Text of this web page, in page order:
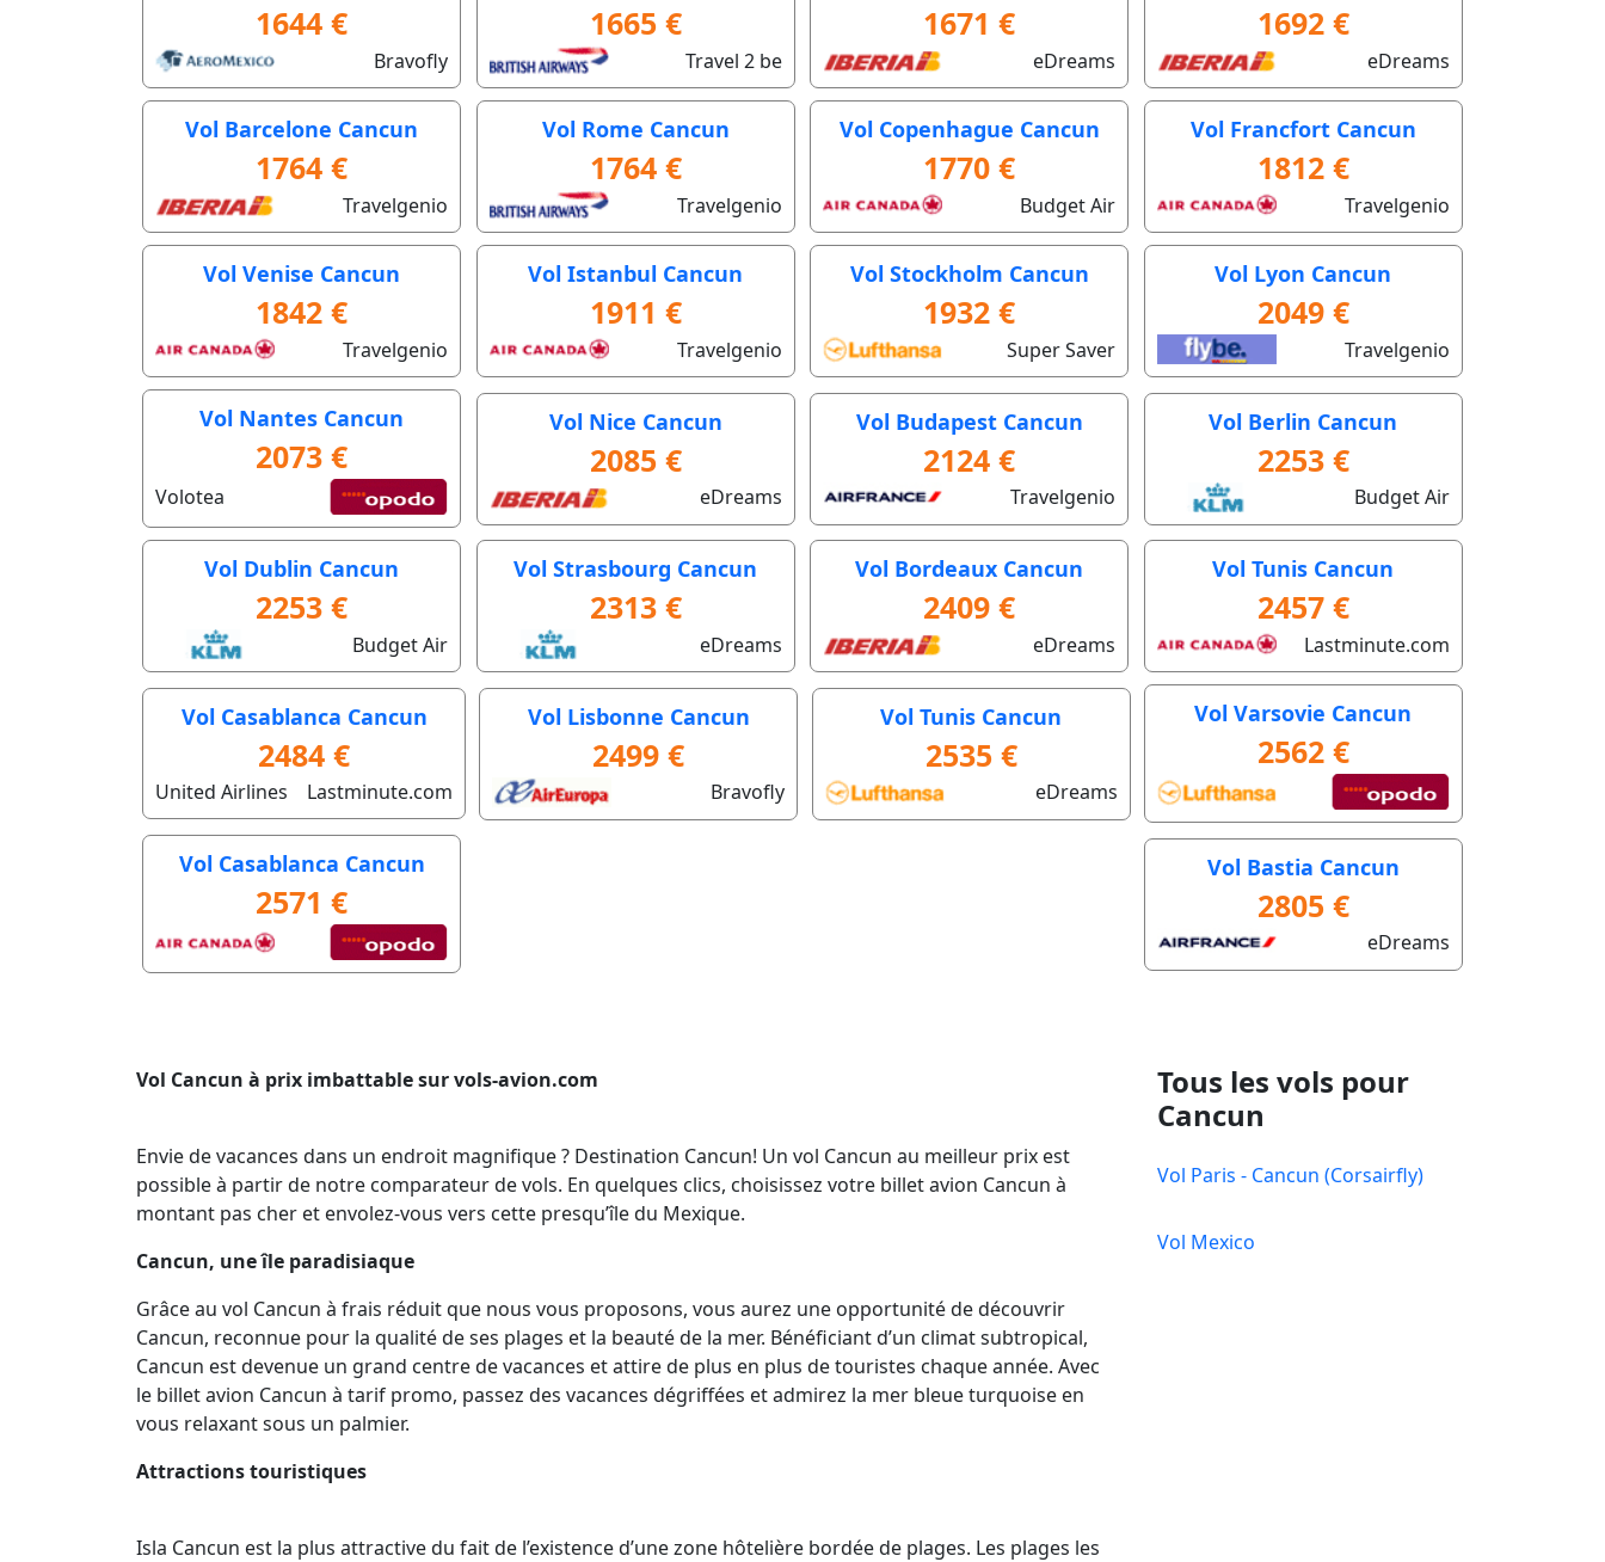
1644 €
Bravofly
1665 €
Travel 2 be
1671 €
eDreams
1692 €
eDreams
Vol Barcelone Cancun
1764 €
Travelgenio
Vol Rome Cancun
1764 €
Travelgenio
Vol Copenhague Cancun
1770 €
Budget Air
Vol Francfort Cancun
1812 €
Travelgenio
Vol Venise Cancun
1842 €
Travelgenio
Vol Istanbul Cancun
1911 €
Travelgenio
Vol Stockholm Cancun
1932 €
Super Saver
Vol Lyon Cancun
2049 €
Travelgenio
Vol Nantes Cancun
2073 €
Volotea
Vol Nice Cancun
2085 €
eDreams
Vol Budapest Cancun
2124 €
Travelgenio
Vol Berlin Cancun
2253 €
Budget Air
Vol Dublin Cancun
2253 €
Budget Air
Vol Strasbourg Cancun
2313 €
eDreams
Vol Bordeaux Cancun
2409 €
eDreams
Vol Tunis Cancun
2457 €
Lastminute.com
Vol Casablanca Cancun
2484 €
United Airlines Lastminute.com
Vol Lisbonne Cancun
2499 €
Bravofly
Vol Tunis Cancun
2535 €
eDreams
Vol Varsovie Cancun
2562 €
Vol Casablanca Cancun
2571 €
Vol Bastia Cancun
2805 €
eDreams
Vol Cancun à prix imbattable sur vols-avion.com
Envie de vacances dans un endroit magnifique ? Destination Cancun! Un vol Cancun au meilleur prix est
possible à partir de notre comparateur de vols. En quelques clics, choisissez votre billet avion Cancun à
montant pas cher et envolez-vous vers cette presqu’île du Mexique.
Cancun, une île paradisiaque
Grâce au vol Cancun à frais réduit que nous vous proposons, vous aurez une opportunité de découvrir
Cancun, reconnue pour la qualité de ses plages et la beauté de la mer. Bénéficiant d’un climat subtropical,
Cancun est devenue un grand centre de vacances et attire de plus en plus de touristes chaque année. Avec
le billet avion Cancun à tarif promo, passez des vacances dégriffées et admirez la mer bleue turquoise en
vous relaxant sous un palmier.
Attractions touristiques
Isla Cancun est la plus attractive du fait de l’existence d’une zone hôtelière bordée de plages. Les plages les
Tous les vols pour
Cancun
Vol Paris - Cancun (Corsairfly)
Vol Mexico